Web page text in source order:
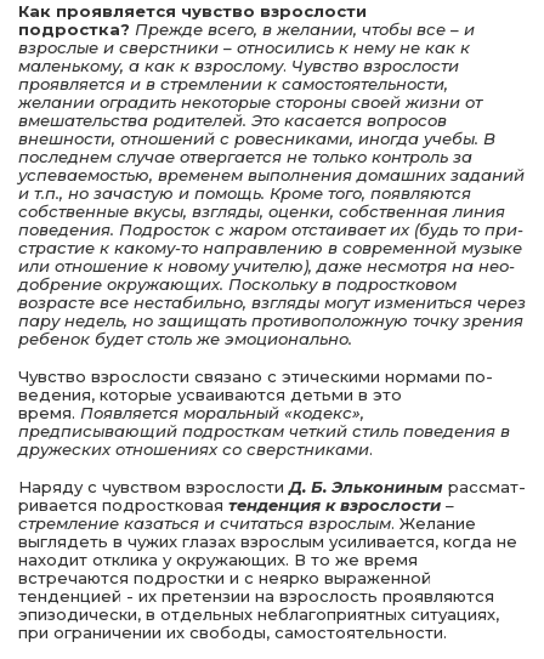
Как проявляется чувство взрослости
подростка? Преж­де всего, в желании, чтобы все – и
взрослые и сверстни­ки – относились к нему не как к
маленькому, а как к взрос­лому. Чувство взрослости
проявляется и в стремлении к самостоятельности,
желании оградить некоторые сторо­ны своей жизни от
вмешательства родителей. Это касается вопросов
внешности, отношений с ровесниками, иногда учебы. В
последнем случае отвергается не только контроль за
успеваемостью, временем выполнения домашних зада­ний
и т.п., но зачастую и помощь. Кроме того, появляются
собственные вкусы, взгляды, оценки, собственная линия
поведения. Подросток с жаром отстаивает их (будь то при­
страстие к какому-то направлению в современной музыке
или отношение к новому учителю), даже несмотря на нео­
добрение окружающих. Поскольку в подростковом
возрас­те все нестабильно, взгляды могут измениться через
пару недель, но защищать противоположную точку зрения
ре­бенок будет столь же эмоционально.
Чувство взрослости связано с этическими нормами по­
ведения, которые усваиваются детьми в это
время. Появля­ется моральный «кодекс»,
предписывающий подросткам четкий стиль поведения в
дружеских отношениях со свер­стниками.
Наряду с чувством взрослостиД. Б. Элькониным рассмат­
ривается подростковая тенденция к взрослости –
стремле­ние казаться и считаться взрослым. Желание
выглядеть в чужих глазах взрослым усиливается, когда не
находит от­клика у окружающих. В то же время
встречаются подростки и с неярко выраженной
тенденцией - их претензии на взрослость проявляются
эпизодически, в отдельных небла­гоприятных ситуациях,
при ограничении их свободы, самостоятельности.